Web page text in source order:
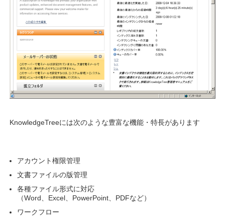
KnowledgeTreeには次のような豊富な機能・特長があります
アカウント権限管理
文書ファイルの版管理
各種ファイル形式に対応
（Word、Excel、PowerPoint、PDFなど）
ワークフロー